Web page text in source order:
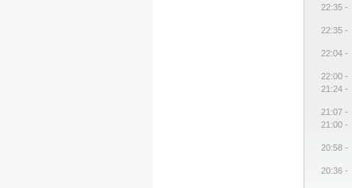
22:35 -
22:35 -
22:04 -
22:00 -
21:24 -
21:07 -
21:00 -
20:58 -
20:36 -